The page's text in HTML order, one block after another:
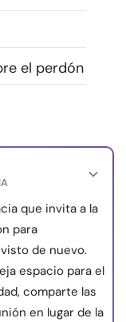
reservados.
el perdón
que invita a la
para
de nuevo.
espacio para el
comparte las
en lugar de la